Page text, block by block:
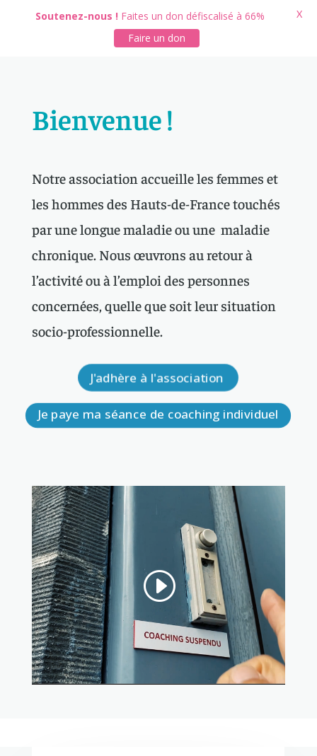
Bienvenue !
Notre association accueille les femmes et
les hommes des Hauts-de-France touchés
par une longue maladie ou une maladie
chronique. Nous œuvrons au retour à
l’activité ou à l’emploi des personnes
concernées, quelle que soit leur situation
socio-professionnelle.
J'adhère à l'association
Je paye ma séance de coaching individuel
Soutenez-nous ! Faites un don défiscalisé à 66%
Faire un don
X